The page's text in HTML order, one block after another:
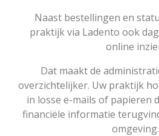
Naast bestellingen en
praktijk via Ladento ook
online
Dat maakt de
overzichtelijker. Uw praktijk
in losse e-mails of papieren
financiële informatie
omgeving.